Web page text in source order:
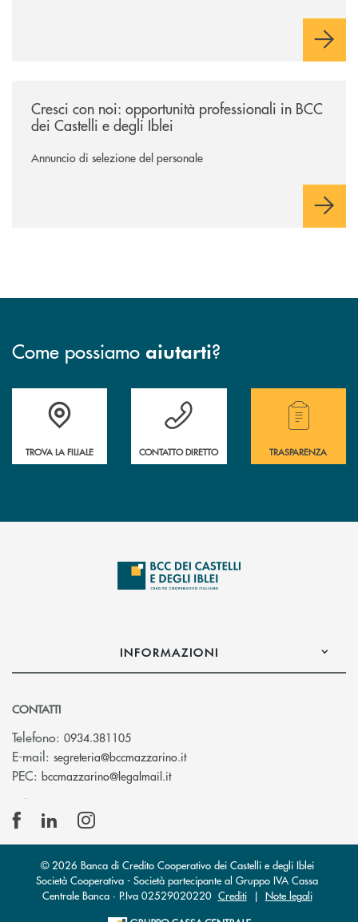
negoziazione esclusiva per la finalizzazione dell’operazione.
Cresci con noi: opportunità professionali in BCC
dei Castelli e degli Iblei
Annuncio di selezione del personale
Come possiamo aiutarti?
Accedi all' elenco completo delle filiali .
TROVA LA FILIALE
Hai bisogno di assistenza immediata?
CONTATTO DIRETTO
Hai bisogno di
TRASPARENZA
INFORMAZIONI
CONTATTI
Telefono: 0934.381105
E-mail: segreteria@bccmazzarino.it(si apre l’app di posta
PEC: bccmazzarino@legalmail.it(si apre l’app di posta elettronica)
© 2026 Banca di Credito Cooperativo dei Castelli e degli Iblei
Società Cooperativa - Società partecipante al Gruppo IVA Cassa
Centrale Banca · P.Iva 02529020220 Crediti| Note legali